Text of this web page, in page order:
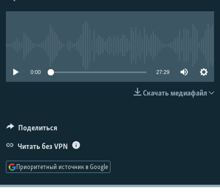
РАСПИСАНИЕ ВЕЩАНИЯ
0:00 27:29
Скачать медиафайл
Поделиться
Читать без VPN
Приоритетный источник в Google